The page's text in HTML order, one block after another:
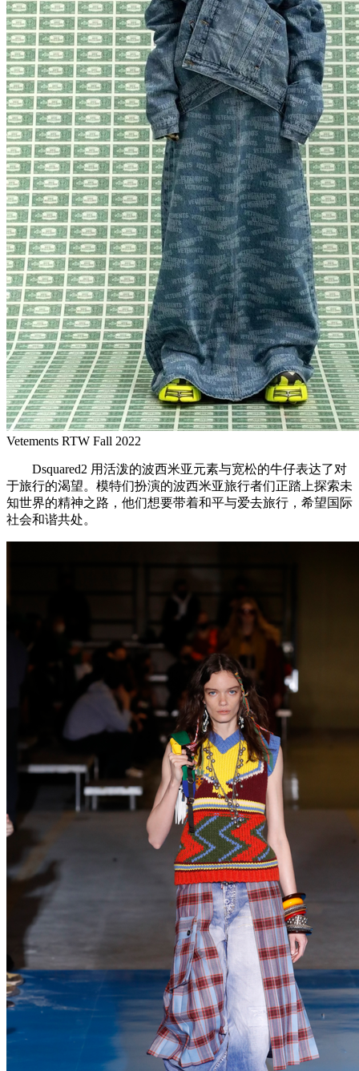
Vetements RTW Fall 2022
Dsquared2 用活泼的波西米亚元素与宽松的牛仔表达了对
于旅行的渴望。模特们扮演的波西米亚旅行者们正踏上探索未
知世界的精神之路，他们想要带着和平与爱去旅行，希望国际
社会和谐共处。